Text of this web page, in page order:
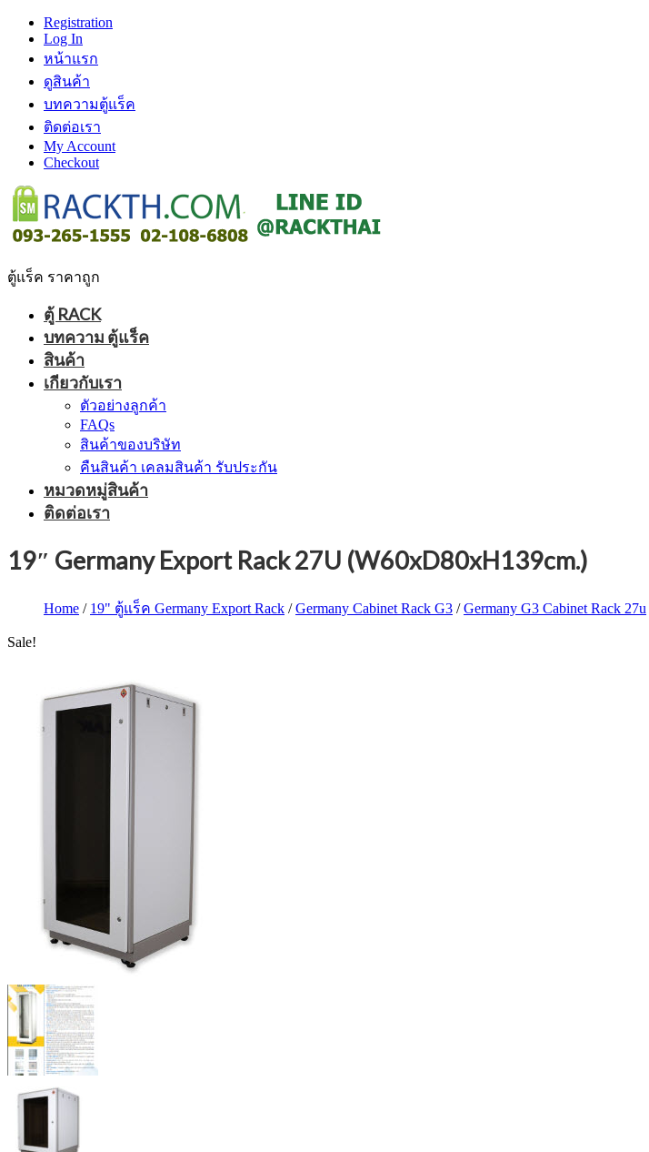
Registration
Log In
หน้าแรก
ดูสินค้า
บทความตู้แร็ค
ติดต่อเรา
My Account
Checkout
ตู้แร็ค ราคาถูก
ตู้ RACK
บทความ ตู้แร็ค
สินค้า
เกียวกับเรา
ตัวอย่างลูกค้า
FAQs
สินค้าของบริษัท
คืนสินค้า เคลมสินค้า รับประกัน
หมวดหมู่สินค้า
ติดต่อเรา
19″ Germany Export Rack 27U (W60xD80xH139cm.)
Home / 19" ตู้แร็ค Germany Export Rack /Germany Cabinet Rack G3 /Germany G3 Cabinet Rack 27u
Sale!